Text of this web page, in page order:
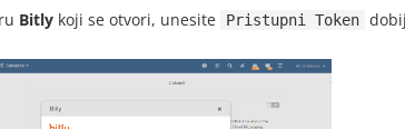
Bitly koji se otvori, unesite Pristupni Token